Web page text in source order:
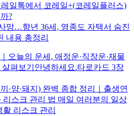
일톡에서 코레일+(코레일플러스)
?
망…향년 36세, 영종도 자택서 숨진
내용 총정리
오늘의 운세, 애정운·직장운·재물
펴보기안녕하세요.타로카드 3장
·양·돼지) 완벽 종합 정리｜출생연
리스크 관리 법 매일 여러분의 일상
활 리스크 관리